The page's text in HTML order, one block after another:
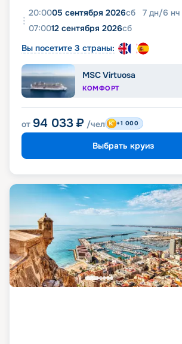
20:0005 сентября 2026сб 7 дн/6 нч
07:0012 сентября 2026сб
Вы посетите 3 страны:
MSC Virtuosa
КОМФОРТ
от 94 033 ₽ /чел +1 000
Выбрать круиз